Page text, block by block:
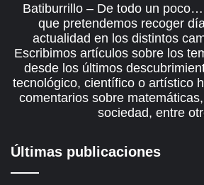
Batiburrillo – De todo un
que pretendemos recoger
actualidad en los distintos
Escribimos artículos sobre los
desde los últimos
tecnológico, científico o artístico
comentarios sobre
sociedad, entre
Últimas publicaciones